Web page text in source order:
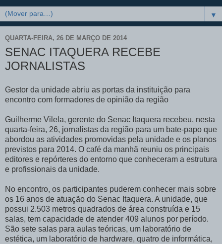
▼
QUARTA-FEIRA, 26 DE MARÇO DE 2014
SENAC ITAQUERA RECEBE
JORNALISTAS
Gestor da unidade abriu as portas da instituição para
encontro com formadores de opinião da região
Guilherme Vilela, gerente do Senac Itaquera recebeu, nesta
quarta-feira, 26, jornalistas da região para um bate-papo que
abordou as atividades promovidas pela unidade e os planos
previstos para 2014. O café da manhã reuniu os principais
editores e repórteres do entorno que conheceram a estrutura
e profissionais da unidade.
No encontro, os participantes puderem conhecer mais sobre
os 16 anos de atuação do Senac Itaquera. A unidade, que
possui 2.503 metros quadrados de área construída e 15
salas, tem capacidade de atender 409 alunos por período.
São sete salas para aulas teóricas, um laboratório de
estética, um laboratório de hardware, quatro de informática,